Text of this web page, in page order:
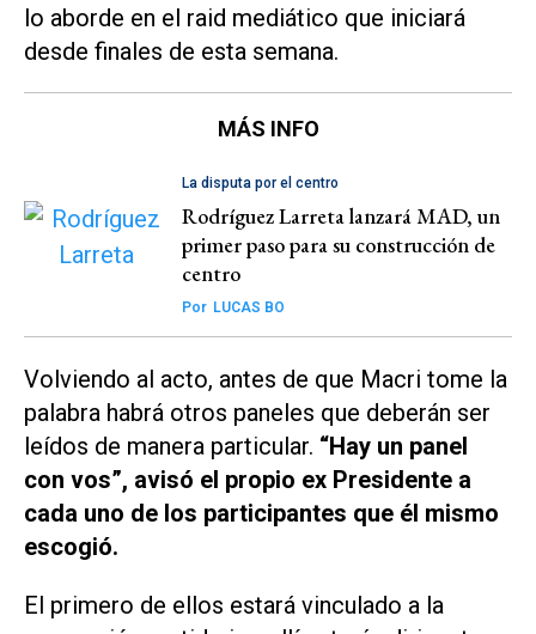
lo aborde en el raid mediático que iniciará
desde finales de esta semana.
MÁS INFO
La disputa por el centro
Rodríguez Larreta lanzará MAD, un
primer paso para su construcción de
centro
Por LUCAS BO
Volviendo al acto, antes de que Macri tome la
palabra habrá otros paneles que deberán ser
leídos de manera particular. “Hay un panel
con vos”, avisó el propio ex Presidente a
cada uno de los participantes que él mismo
escogió.
El primero de ellos estará vinculado a la